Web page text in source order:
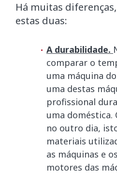
Há muitas
estas duas:
A durabilidade.
comparar o
uma máquina
uma destas
profissional
uma doméstica.
no outro dia,
materiais
as máquinas e
motores das